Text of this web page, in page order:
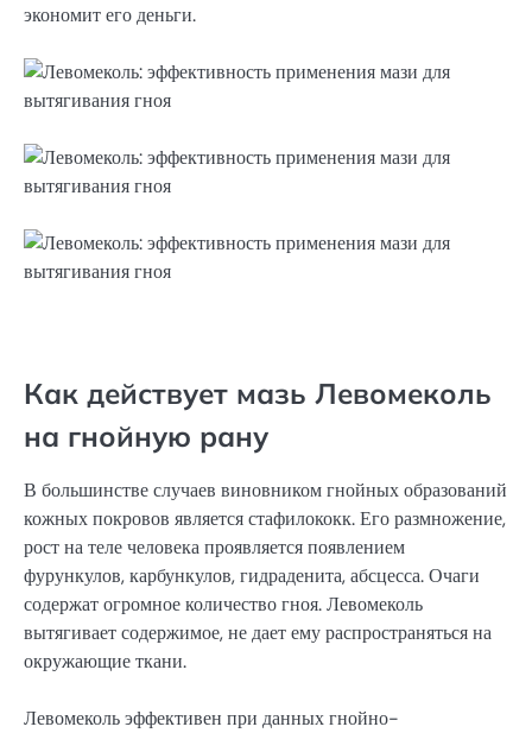
экономит его деньги.
Как действует мазь Левомеколь
на гнойную рану
В большинстве случаев виновником гнойных образований
кожных покровов является стафилококк. Его размножение,
рост на теле человека проявляется появлением
фурункулов, карбункулов, гидраденита, абсцесса. Очаги
содержат огромное количество гноя. Левомеколь
вытягивает содержимое, не дает ему распространяться на
окружающие ткани.
Левомеколь эффективен при данных гнойно-